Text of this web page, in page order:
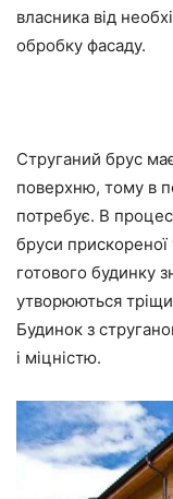
власника від
обробку фасаду.
Струганий брус
поверхню, тому в
потребує. В
бруси прискореної
готового будинку
утворюються
Будинок з
і міцністю.